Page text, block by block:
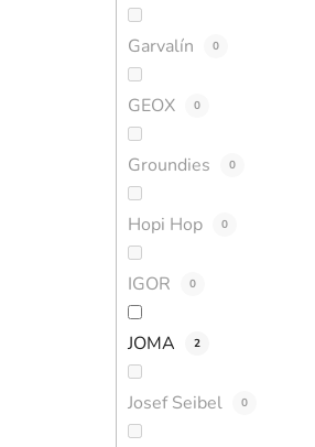
Garvalín 0
GEOX 0
Groundies 0
Hopi Hop 0
IGOR 0
JOMA 2
Josef Seibel 0